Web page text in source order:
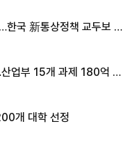
국 新통상정책 교두보 활
업부 15개 과제 180억 지
개 대학 선정